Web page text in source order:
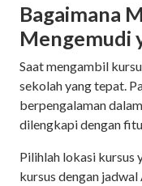
Bagaimana
Mengemudi
Saat mengambil
sekolah yang tepat.
berpengalaman
dilengkapi dengan
Pilihlah lokasi kursus
kursus dengan